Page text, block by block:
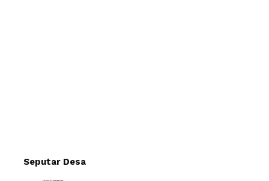
Seputar Desa